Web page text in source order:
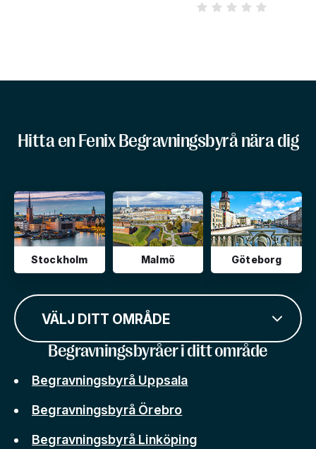
Hitta en Fenix Begravningsbyrå nära dig
Stockholm Malmö Göteborg
VÄLJ DITT OMRÅDE
Begravningsbyråer i ditt område
Begravningsbyrå Uppsala
Begravningsbyrå Örebro
Begravningsbyrå Linköping